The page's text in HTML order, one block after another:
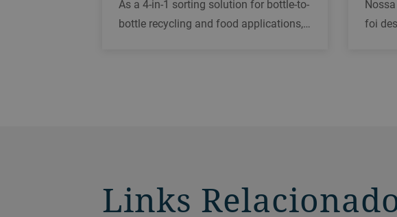
As a 4-in-1 sorting solution for bottle-to-
bottle recycling and food applications,
foi
Links